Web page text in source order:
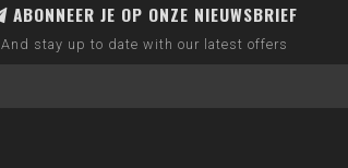
ABONNEER JE OP ONZE NIEUWSBRIEF
And stay up to date with our latest offers